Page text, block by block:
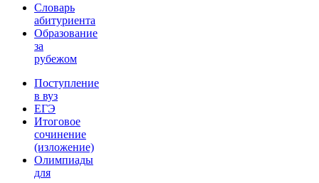
Словарь
абитуриента
Образование
за
рубежом
Поступление
в вуз
ЕГЭ
Итоговое
сочинение
(изложение)
Олимпиады
для